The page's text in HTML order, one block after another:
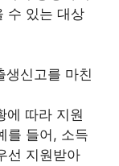
수 있는 대상
생신고를 마친
에 따라 지원
를 들어, 소득
선 지원받아